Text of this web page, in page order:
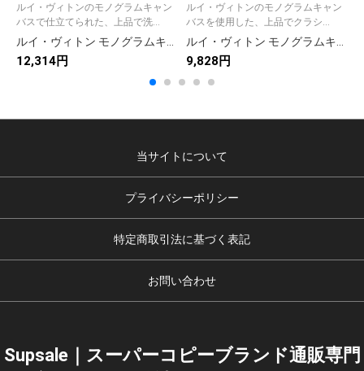
ルイ・ヴィトンのモノグラムキャン
バスで仕立てられた、上品で洗...
12,314円
ルイ・ヴィトンのモノグラムキャン
バスを使用した、上品でクラシ...
9,828円
当サイトについて
プライバシーポリシー
特定商取引法に基づく表記
お問い合わせ
Supsale｜スーパーコピーブランド通販専門